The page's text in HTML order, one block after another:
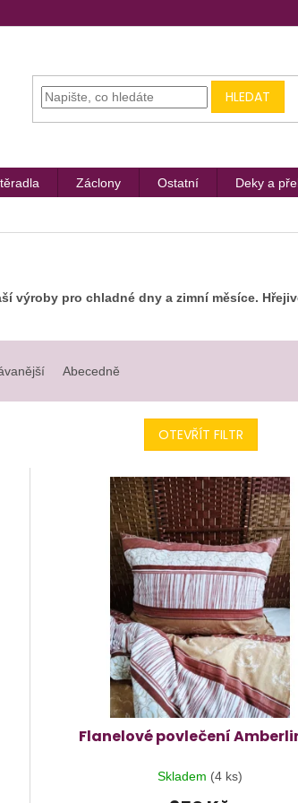
HLEDAT
Záclony Ostatní Deky a
výroby pro chladné dny a zimní měsíce.
Abecedně
OTEVŘÍT FILTR
Flanelové povlečení
Skladem (4 ks)